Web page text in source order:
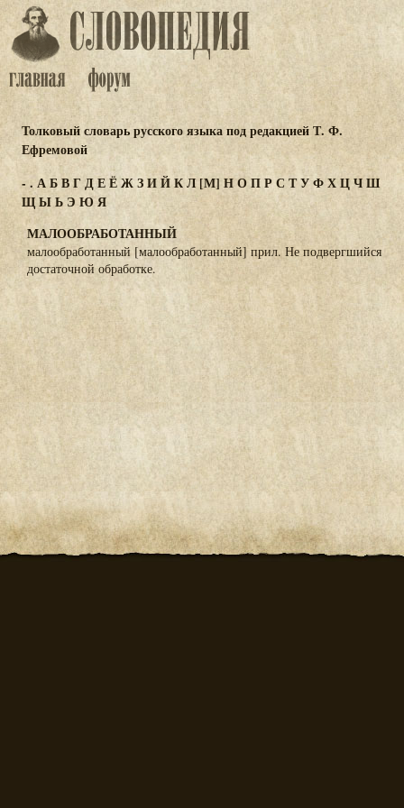
Толковый словарь русского языка под редакцией Т. Ф.
Ефремовой
- . АБВГДЕЁЖЗИЙКЛ[М] НОПРС ТУФХЦЧШ
ЩЫЬЭ ЮЯ
МАЛООБРАБОТАННЫЙ
малообработанный [малообработанный] прил. Не подвергшийся
достаточной обработке.